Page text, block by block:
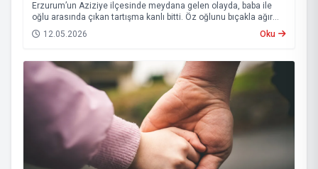
Erzurum’un Aziziye ilçesinde meydana gelen olayda, baba ile
oğlu arasında çıkan tartışma kanlı bitti. Öz oğlunu bıçakla ağır
yaralayan baba, çıkarıldığı mahkemece tutuklanarak cezaevine
gönderildi.
12.05.2026 Oku